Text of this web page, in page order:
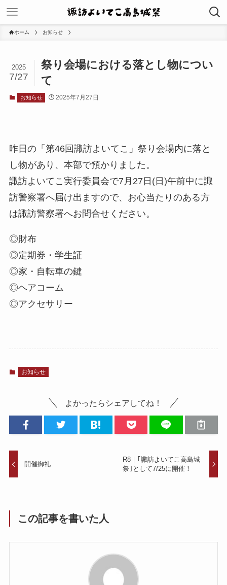
ホーム お知らせ
祭り会場における落とし物につい
て
2025
7/27
お知らせ 2025年7月27日
昨日の「第46回諏訪よいてこ」祭り会場内に落と
し物があり、本部で預かりました。
諏訪よいてこ実行委員会で7月27日(日)午前中に諏
訪警察署へ届け出ますので、お心当たりのある方
は諏訪警察署へお問合せください。
◎財布
◎定期券・学生証
◎家・自転車の鍵
◎ヘアコーム
◎アクセサリー
お知らせ
よかったらシェアしてね！
開催御礼
R8｜｢諏訪よいてこ高島城
祭｣として7/25に開催！
この記事を書いた人